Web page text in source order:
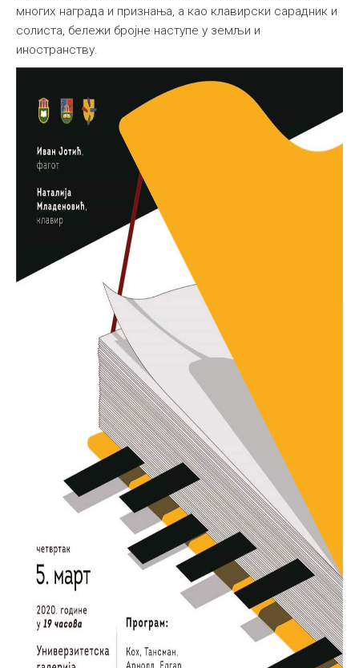
многих награда и признања, а као клавирски сарадник и
солиста, бележи бројне наступе у земљи и
иностранству.